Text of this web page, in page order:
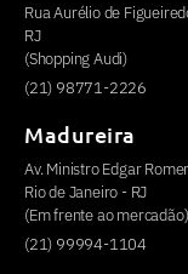
Rua Aurélio de
RJ
(Shopping Audi)
(21) 98771-2226
Madureira
Av. Ministro Edgar
Rio de Janeiro - RJ
(Em frente ao mercadão)
(21) 99994-1104